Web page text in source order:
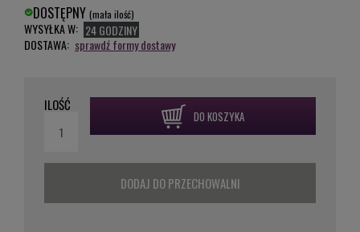
DOSTĘPNY (mała ilość)
WYSYŁKA W: 24 GODZINY
DOSTAWA: sprawdź formy dostawy
ILOŚĆ
DO KOSZYKA
DODAJ DO PRZECHOWALNI